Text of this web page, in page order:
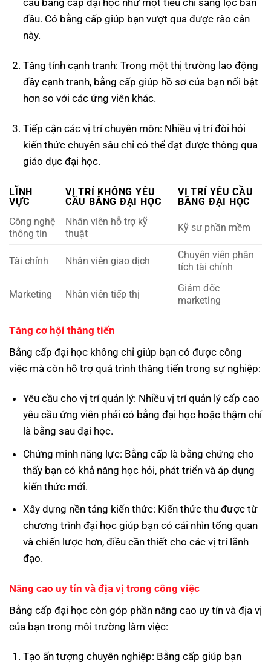
cầu bằng cấp đại học như một tiêu chí sàng lọc ban
đầu. Có bằng cấp giúp bạn vượt qua được rào cản
này.
Tăng tính cạnh tranh: Trong một thị trường lao động
đầy cạnh tranh, bằng cấp giúp hồ sơ của bạn nổi bật
hơn so với các ứng viên khác.
Tiếp cận các vị trí chuyên môn: Nhiều vị trí đòi hỏi
kiến thức chuyên sâu chỉ có thể đạt được thông qua
giáo dục đại học.
LĨNH
VỰC
VỊ TRÍ KHÔNG YÊU
CẦU BẰNG ĐẠI HỌC
VỊ TRÍ YÊU CẦU
BẰNG ĐẠI HỌC
Công nghệ
thông tin
Nhân viên hỗ trợ kỹ
thuật
Kỹ sư phần mềm
Tài chính Nhân viên giao dịch
Chuyên viên phân
tích tài chính
Marketing Nhân viên tiếp thị
Giám đốc
marketing
Tăng cơ hội thăng tiến
Bằng cấp đại học không chỉ giúp bạn có được công
việc mà còn hỗ trợ quá trình thăng tiến trong sự nghiệp:
Yêu cầu cho vị trí quản lý: Nhiều vị trí quản lý cấp cao
yêu cầu ứng viên phải có bằng đại học hoặc thậm chí
là bằng sau đại học.
Chứng minh năng lực: Bằng cấp là bằng chứng cho
thấy bạn có khả năng học hỏi, phát triển và áp dụng
kiến thức mới.
Xây dựng nền tảng kiến thức: Kiến thức thu được từ
chương trình đại học giúp bạn có cái nhìn tổng quan
và chiến lược hơn, điều cần thiết cho các vị trí lãnh
đạo.
Nâng cao uy tín và địa vị trong công việc
Bằng cấp đại học còn góp phần nâng cao uy tín và địa vị
của bạn trong môi trường làm việc:
Tạo ấn tượng chuyên nghiệp: Bằng cấp giúp bạn